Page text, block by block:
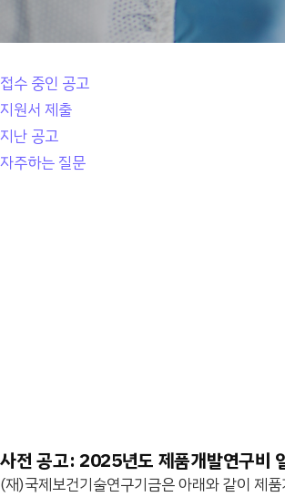
접수 중인 공고
지원서 제출
지난 공고
자주하는 질문
사전 공고: 2025년도 제품개발연구비
(재)국제보건기술연구기금은 아래와 같이 제